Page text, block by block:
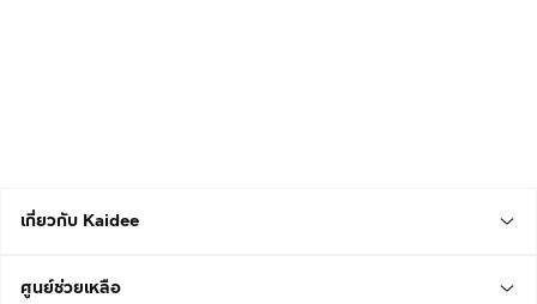
เกี่ยวกับ Kaidee
ศูนย์ช่วยเหลือ